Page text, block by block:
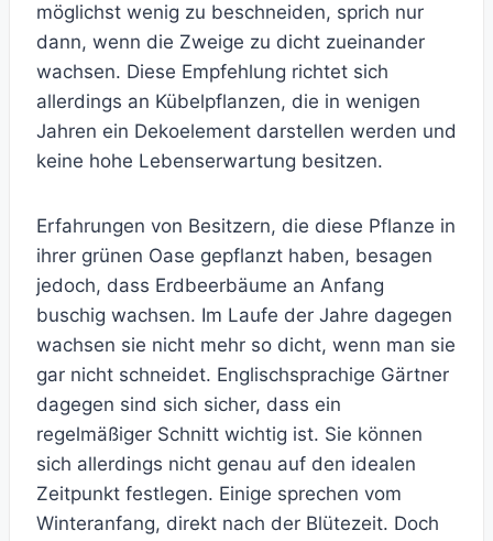
möglichst wenig zu beschneiden, sprich nur
dann, wenn die Zweige zu dicht zueinander
wachsen. Diese Empfehlung richtet sich
allerdings an Kübelpflanzen, die in wenigen
Jahren ein Dekoelement darstellen werden und
keine hohe Lebenserwartung besitzen.
Erfahrungen von Besitzern, die diese Pflanze in
ihrer grünen Oase gepflanzt haben, besagen
jedoch, dass Erdbeerbäume an Anfang
buschig wachsen. Im Laufe der Jahre dagegen
wachsen sie nicht mehr so dicht, wenn man sie
gar nicht schneidet. Englischsprachige Gärtner
dagegen sind sich sicher, dass ein
regelmäßiger Schnitt wichtig ist. Sie können
sich allerdings nicht genau auf den idealen
Zeitpunkt festlegen. Einige sprechen vom
Winteranfang, direkt nach der Blütezeit. Doch